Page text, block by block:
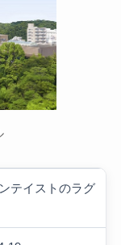
テイストのラグ